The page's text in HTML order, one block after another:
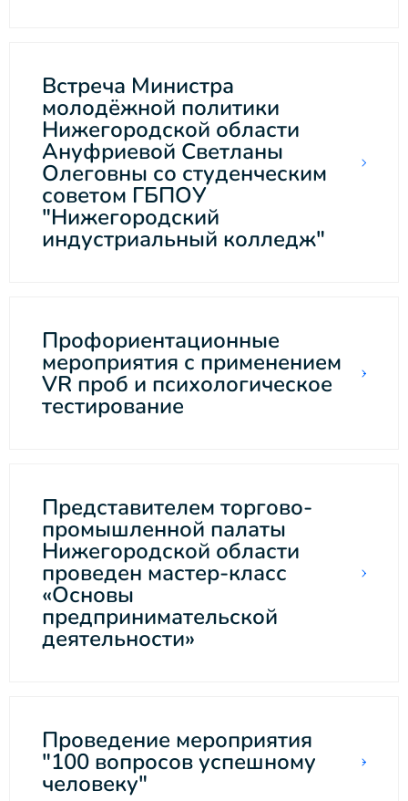
Встреча Министра
молодёжной политики
Нижегородской области
Ануфриевой Светланы
Олеговны со студенческим
советом ГБПОУ
"Нижегородский
индустриальный колледж"
Профориентационные
мероприятия с применением
VR проб и психологическое
тестирование
Представителем торгово-
промышленной палаты
Нижегородской области
проведен мастер-класс
«Основы
предпринимательской
деятельности»
Проведение мероприятия
"100 вопросов успешному
человеку"